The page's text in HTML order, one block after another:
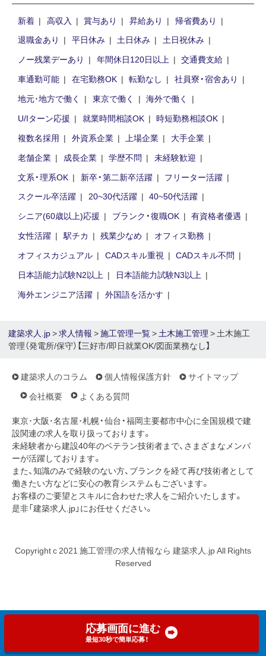
応募画面に進む
最短30秒で簡単応募！
新着 高収入 賞与あり 昇給あり
帰省費あり
退職金あり
平日休み 土日休み
土日祝休み
ノー残業デーあり
年間休日120日以上
交通費支給
車通勤可能
在宅勤務OK 転勤なし
社員寮・宿舍あり
地元･地方で働く
東京で働く
海外で働く
U/Iターン応援
就業時間相談OK
時短勤務相談OK
複数名採用
外資系企業 上場企業
大手企業
老舗企業
成長企業 学歴不問
未経験歓迎
文系・理系OK
新卒・第二新卒活躍
フリーター活躍
スクール卒活躍
20~30代活躍
40~50代活躍
シニア(60歳以上)応援
ブランク・復職OK
有資格者優遇
女性活躍
駅チカ 残業少なめ
オフィス勤務
オフィスカジュアル
CADスキル重視
CADスキル不問
日本語能力試験N2以上
日本語能力試験N3以上
海外エンジニア活躍
外国語を活かす
建築求人.jp>求人情報 >施工管理一覧>土木施工管理 > 土木施工
管理（発電所/保守）【三好市/即日就業OK/図面業務なし】
建築求人のコラム 個人情報保護方針
サイトマップ
会社概要
よくある質問
東京･大阪･名古屋･札幌・仙台・福岡主要都市中心に全国規模で建
設関連の求人を取り扱っております。
未経験者から建設40年のベテラン技術者まで、さまざまなメンバ
ーが活躍しております。
また、知識のみで経験のない方、ブランクを経て再び技術者として
働きたい方などに安心の教育システムもございます。
お客様のご要望とスキルに合わせた求人をご紹介いたします。
是非「建築求人.jp」にお任せください。
Copyright c 2021 施工管理の求人情報なら 建築求人.jp All Rights
Reserved